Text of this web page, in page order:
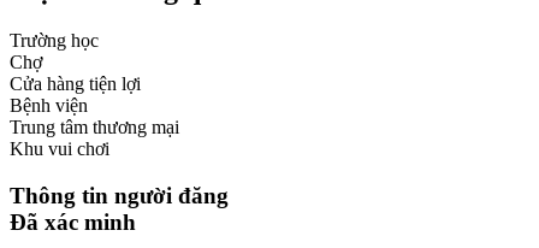
Trường học
Chợ
Cửa hàng tiện lợi
Bệnh viện
Trung tâm thương mại
Khu vui chơi
Thông tin người đăng
Đã xác minh